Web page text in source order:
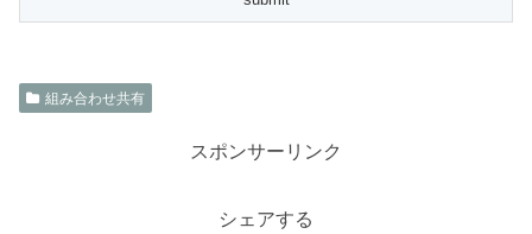
組み合わせ共有
スポンサーリンク
シェアする